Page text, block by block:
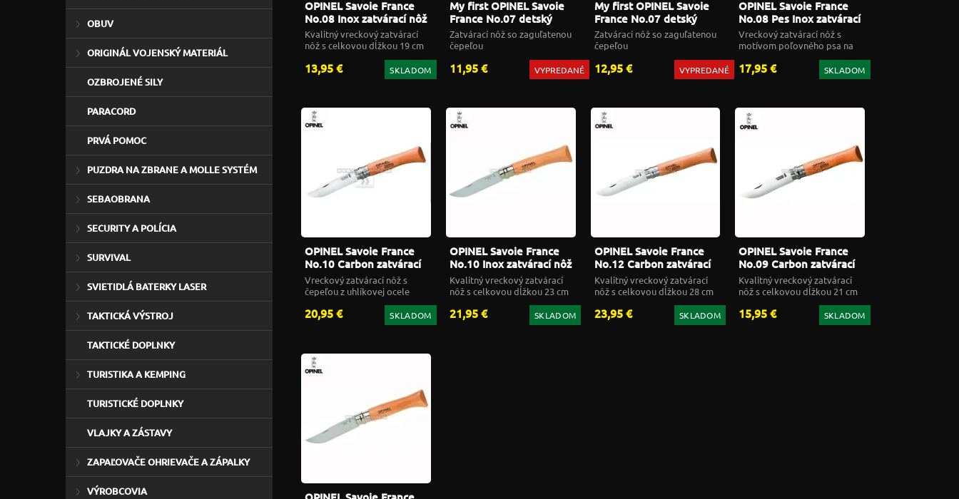
OPINEL Savoie France
No.08 Inox zatvárací nôž
Kvalitný vreckový zatvárací
nôž s celkovou dĺžkou 19 cm
13,95 € SKLADOM
My first OPINEL Savoie
France No.07 detský
nôž červený
Zatvárací nôž so zaguľatenou
čepeľou
11,95 € VYPREDANÉ
My first OPINEL Savoie
France No.07 detský
nôž modrý
Zatvárací nôž so zaguľatenou
čepeľou
12,95 € VYPREDANÉ
OPINEL Savoie France
No.08 Pes Inox zatvárací
nôž
Vreckový zatvárací nôž s
motívom poľovného psa na
17,95 € SKLADOM
OPINEL Savoie France
No.10 Carbon zatvárací
nôž
Vreckový zatvárací nôž s
čepeľou z uhlíkovej ocele
20,95 € SKLADOM
OPINEL Savoie France
No.10 Inox zatvárací nôž
Kvalitný vreckový zatvárací
nôž s celkovou dĺžkou 23 cm
21,95 € SKLADOM
OPINEL Savoie France
No.12 Carbon zatvárací
nôž
Kvalitný vreckový zatvárací
nôž s celkovou dĺžkou 28 cm
23,95 € SKLADOM
OPINEL Savoie France
No.09 Carbon zatvárací
nôž
Kvalitný vreckový zatvárací
nôž s celkovou dĺžkou 21 cm
15,95 € SKLADOM
OBUV
ORIGINÁL VOJENSKÝ MATERIÁL
OZBROJENÉ SILY
PARACORD
PRVÁ POMOC
PUZDRA NA ZBRANE A MOLLE SYSTÉM
SEBAOBRANA
SECURITY A POLÍCIA
SURVIVAL
SVIETIDLÁ BATERKY LASER
TAKTICKÁ VÝSTROJ
TAKTICKÉ DOPLNKY
TURISTIKA A KEMPING
TURISTICKÉ DOPLNKY
VLAJKY A ZÁSTAVY
ZAPAĽOVAČE OHRIEVAČE A ZÁPALKY
VÝROBCOVIA